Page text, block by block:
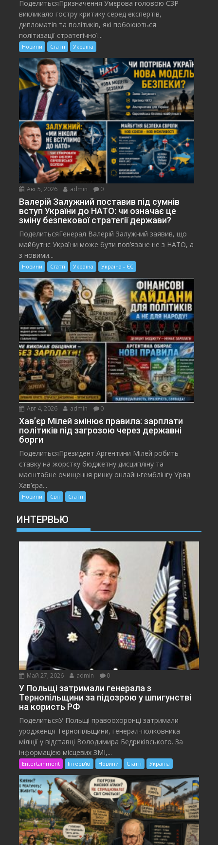
ПоделитьсяПризначення Умєрова головою СЗР
викликало гостру критику серед експертів,
дипломатів та політиків, які побоюються
політизації стратегічної...
Новини Статті Україна
Авг 5, 2026 admin 0
Валерій Залужний поставив під сумнів
вступ України до НАТО: чи означає це
зміну безпекової стратегії держави?
ПоделитьсяГенерал Валерій Залужний заявив, що
майбутнє України може бути пов’язане не з НАТО, а
з новими...
Новини Статті Україна Україна - ЄС
Авг 4, 2026 admin 0
Хав’єр Мілей змінює правила: зарплати
політиків під загрозою через державні
борги
ПоделитьсяПрезидент Аргентини Мілей робить
ставку на жорстку бюджетну дисципліну та
масштабне очищення ринку онлайн-гемблінгу Уряд
Хав’єра...
Новини Світ Статті
ИНТЕРВЬЮ
Май 27, 2026 admin 0
У Польщі затримали генерала з
Тернопільщини за підозрою у шпигунстві
на користь РФ
ПоделитьсяУ Польщі правоохоронці затримали
уродженця Тернопільщини, генерал-полковника
міліції у відставці Володимира Бедриківського. За
інформацією місцевих ЗМІ,...
Entertainment Інтерв'ю Новини Статті Україна